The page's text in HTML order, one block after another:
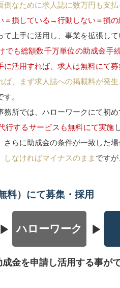
倒なために求人誌に数万円も支
＝損している→行動しない＝損の
て上手に活用し、事業を拡張し
でも総額数千万単位の助成金手
に活用すれば、求人は無料にて募
ば、まず求人誌への掲載料が発
す。
所では、ハローワークにて初
行するサービスも無料にて実施
さらに助成金の条件が一致した
しなければマイナスのまま です
料）にて募集・採用
ハローワーク
金を申請し活用する事が